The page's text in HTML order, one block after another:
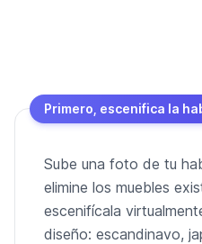
Primero, escenifica la
Sube una foto de tu
elimine los muebles
escenifícala
diseño: escandinavo,